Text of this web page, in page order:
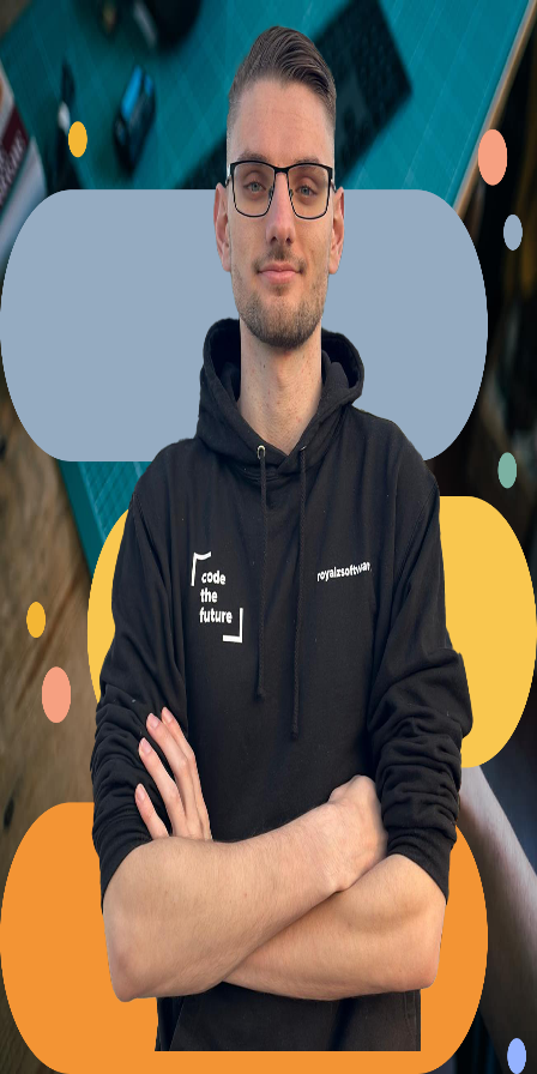
Explore Projects
Back to Blog
Posts tagged with# mesibo
Chat SDKs: Choosing the Right One
Alexander Panov 2023-02-10 68 views
LeistungenPortfolioKundenmeinungen Über uns NewsletterBlog
Impressum: RoyalZSoftware UG (haftungsbeschränkt),
Lärchenstraße 3, 82362 Weilheim in Oberbayern